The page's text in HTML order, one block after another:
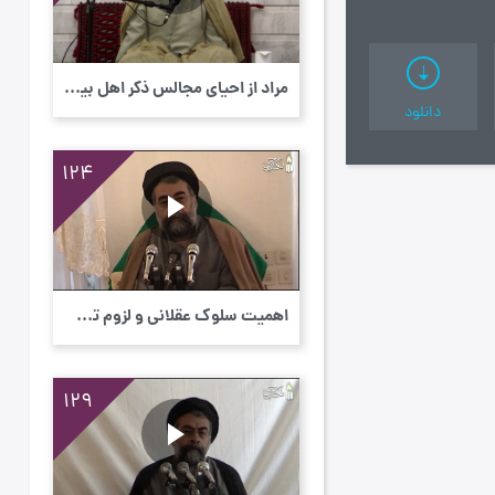
دانلود
مراد از احیای مجالس ذکر اهل بیت علیهم السل...
124
اهمیت سلوک عقلانی و لزوم تصحیح فکر و اندیش...
129